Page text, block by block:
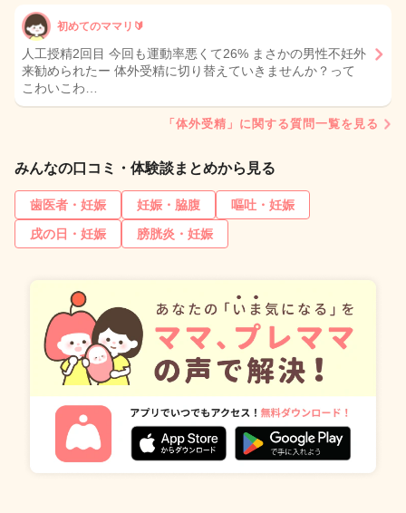
初めてのママリ🔰
人工授精2回目 今回も運動率悪くて26% まさかの男性不妊外
来勧められたー 体外受精に切り替えていきませんか？って
こわいこわ…
「体外受精」に関する質問一覧を見る
みんなの口コミ・体験談まとめから見る
歯医者・妊娠 妊娠・脇腹
嘔吐・妊娠
戌の日・妊娠
膀胱炎・妊娠